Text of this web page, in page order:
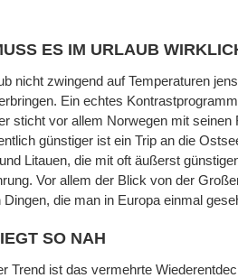
ES IM URLAUB
nicht zwingend auf Temperaturen
Ein echtes
sticht vor allem Norwegen mit
günstiger ist ein Trip an die
Litauen, die mit oft äußerst
Vor allem der Blick von der
die man in Europa einmal
SO NAH
Trend ist das vermehrte